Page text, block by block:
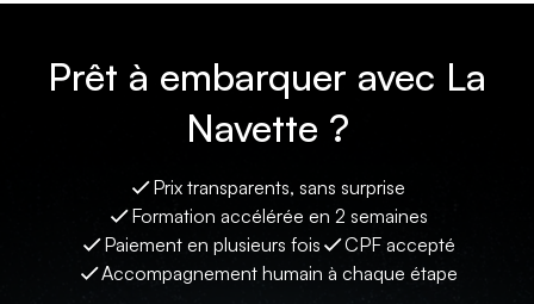
Prêt à embarquer avec La
Navette ?
Prix transparents, sans surprise
Formation accélérée en 2 semaines
Paiement en plusieurs fois
CPF accepté
Accompagnement humain à chaque étape